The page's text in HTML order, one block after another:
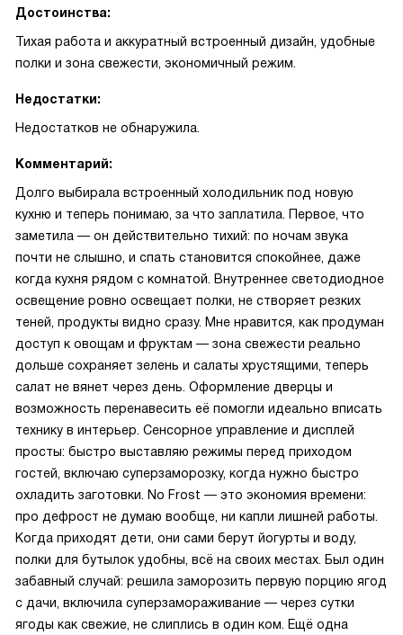
Достоинства:
Тихая работа и аккуратный встроенный дизайн, удобные
полки и зона свежести, экономичный режим.
Недостатки:
Недостатков не обнаружила.
Комментарий:
Долго выбирала встроенный холодильник под новую
кухню и теперь понимаю, за что заплатила. Первое, что
заметила — он действительно тихий: по ночам звука
почти не слышно, и спать становится спокойнее, даже
когда кухня рядом с комнатой. Внутреннее светодиодное
освещение ровно освещает полки, не створяет резких
теней, продукты видно сразу. Мне нравится, как продуман
доступ к овощам и фруктам — зона свежести реально
дольше сохраняет зелень и салаты хрустящими, теперь
салат не вянет через день. Оформление дверцы и
возможность перенавесить её помогли идеально вписать
технику в интерьер. Сенсорное управление и дисплей
просты: быстро выставляю режимы перед приходом
гостей, включаю суперзаморозку, когда нужно быстро
охладить заготовки. No Frost — это экономия времени:
про дефрост не думаю вообще, ни капли лишней работы.
Когда приходят дети, они сами берут йогурты и воду,
полки для бутылок удобны, всё на своих местах. Был один
забавный случай: решила заморозить первую порцию ягод
с дачи, включила суперзамораживание — через сутки
ягоды как свежие, не слиплись в один ком. Ещё одна